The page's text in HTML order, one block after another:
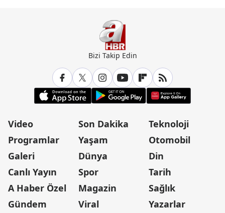
Bizi Takip Edin
Video
Programlar
Galeri
Canlı Yayın
A Haber Özel
Gündem
Son Dakika
Yaşam
Dünya
Spor
Magazin
Viral
Teknoloji
Otomobil
Din
Tarih
Sağlık
Yazarlar